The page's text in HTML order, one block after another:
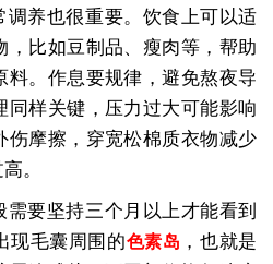
调养也很重要。饮食上可以适
，比如豆制品、瘦肉等，帮助
料。作息要规律，避免熬夜导
同样关键，压力过大可能影响
伤摩擦，穿宽松棉质衣物减少
。
要坚持三个月以上才能看到
现毛囊周围的色素岛 ，也就是